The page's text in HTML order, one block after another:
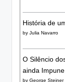
História de
by Julia Navarro
O Silêncio
ainda Impune
by George Steiner